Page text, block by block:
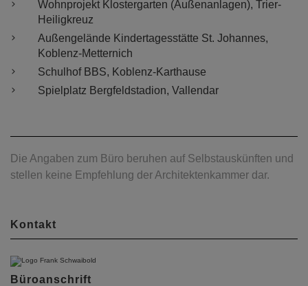
Wohnprojekt Klostergarten (Außenanlagen), Trier-
Heiligkreuz
Außengelände Kindertagesstätte St. Johannes,
Koblenz-Metternich
Schulhof BBS, Koblenz-Karthause
Spielplatz Bergfeldstadion, Vallendar
Die Angaben zum Büro beruhen auf Selbstauskünften und
stellen keine Empfehlung der Architektenkammer dar.
Kontakt
Büroanschrift